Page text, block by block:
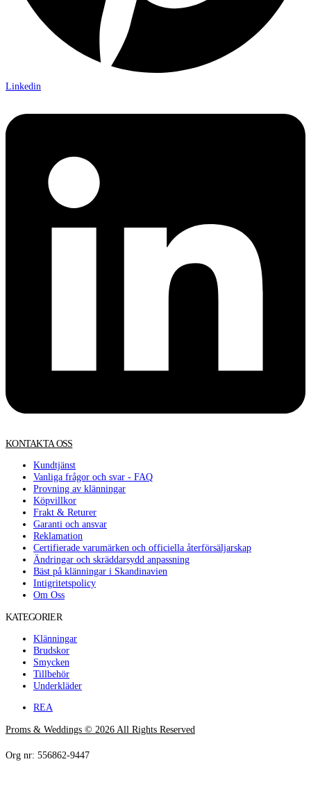
Linkedin
KONTAKTA OSS
Kundtjänst
Vanliga frågor och svar - FAQ
Provning av klänningar
Köpvillkor
Frakt & Returer
Garanti och ansvar
Reklamation
Certifierade varumärken och officiella återförsäljarskap
Ändringar och skräddarsydd anpassning
Bäst på klänningar i Skandinavien
Intigritetspolicy
Om Oss
KATEGORIER
Klänningar
Brudskor
Smycken
Tillbehör
Underkläder
REA
Proms & Weddings © 2026 All Rights Reserved
Org nr: 556862-9447